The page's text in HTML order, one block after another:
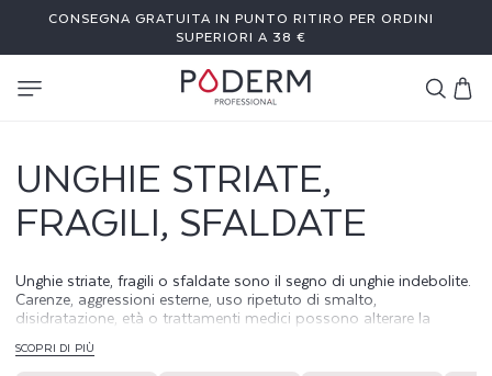
CONSEGNA GRATUITA IN PUNTO RITIRO PER ORDINI
SUPERIORI A 38 €
Carrello
UNGHIE STRIATE,
FRAGILI, SFALDATE
Unghie striate, fragili o sfaldate sono il segno di unghie indebolite.
Carenze, aggressioni esterne, uso ripetuto di smalto,
disidratazione, età o trattamenti medici possono alterare la
struttura dell’unghia e provocare striature, fissure, sfaldamento o
unghie molli.
SCOPRI DI PIÙ